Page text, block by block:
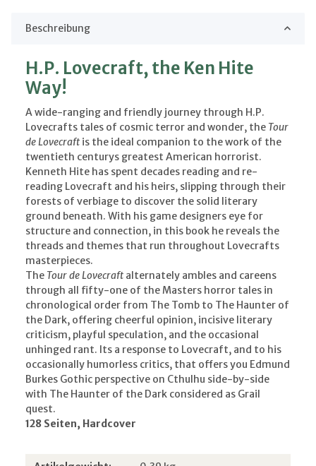
Beschreibung
H.P. Lovecraft, the Ken Hite
Way!
A wide-ranging and friendly journey through H.P.
Lovecrafts tales of cosmic terror and wonder, the Tour
de Lovecraft is the ideal companion to the work of the
twentieth centurys greatest American horrorist.
Kenneth Hite has spent decades reading and re-
reading Lovecraft and his heirs, slipping through their
forests of verbiage to discover the solid literary
ground beneath. With his game designers eye for
structure and connection, in this book he reveals the
threads and themes that run throughout Lovecrafts
masterpieces.
The Tour de Lovecraft alternately ambles and careens
through all fifty-one of the Masters horror tales in
chronological order from The Tomb to The Haunter of
the Dark, offering cheerful opinion, incisive literary
criticism, playful speculation, and the occasional
unhinged rant. Its a response to Lovecraft, and to his
occasionally humorless critics, that offers you Edmund
Burkes Gothic perspective on Cthulhu side-by-side
with The Haunter of the Dark considered as Grail
quest.
128 Seiten, Hardcover